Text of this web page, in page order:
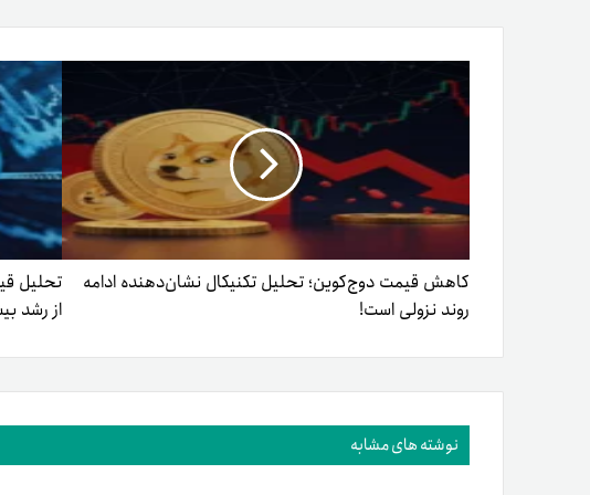
ایمیل
کاهش قیمت دوج‌کوین؛ تحلیل تکنیکال نشان‌دهنده ادامه
روند نزولی است!
تحلیل
از رشد
نوشته های مشابه